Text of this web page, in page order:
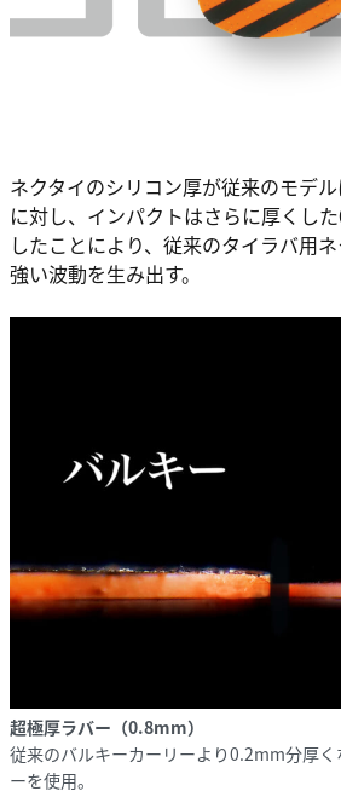
ネクタイのシリコン厚が従来のモデ
に対し、インパクトはさらに厚くし
したことにより、従来のタイラバ用
強い波動を生み出す。
超極厚ラバー（0.8mm）
従来のバルキーカーリーより0.2mm分厚
ーを使用。